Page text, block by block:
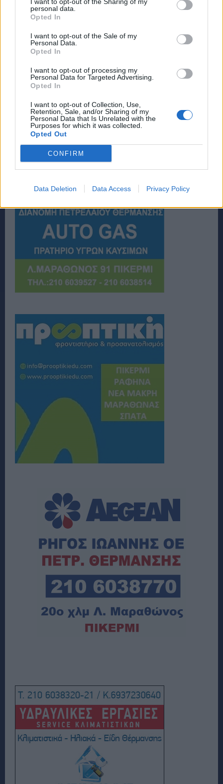
personal data.
Opted In
I want to opt-out of the Sale of my
Personal Data.
Opted In
I want to opt-out of processing my
Personal Data for Targeted Advertising.
Opted In
I want to opt-out of Collection, Use,
Retention, Sale, and/or Sharing of my
Personal Data that Is Unrelated with the
Purposes for which it was collected.
Opted Out
CONFIRM
Data Deletion Data Access Privacy Policy